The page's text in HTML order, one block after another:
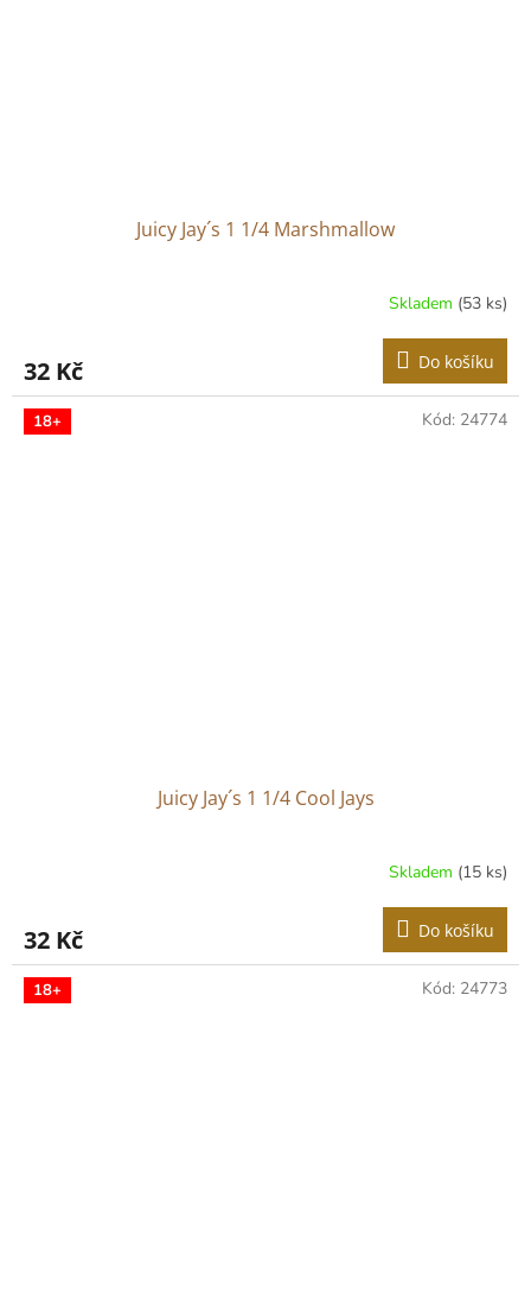
Juicy Jay´s 1 1/4 Marshmallow
Skladem (53 ks)
32 Kč Do košíku
18+
Juicy Jay´s 1 1/4 Cool Jays
Skladem (15 ks)
32 Kč Do košíku
Kód: 24774
18+ Kód: 24773